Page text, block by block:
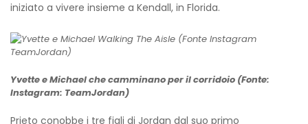
iniziato a vivere insieme a Kendall, in Florida.
Yvette e Michael che camminano per il corridoio (Fonte:
Instagram: TeamJordan)
Prieto conobbe i tre figli di Jordan dal suo primo